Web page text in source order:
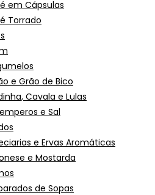
em Cápsulas
Torrado
e Grão de Bico
Cavala e Lulas
e Sal
e Ervas Aromáticas
e Mostarda
de Sopas